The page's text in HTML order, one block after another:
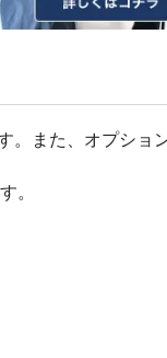
。また、オプショ
。